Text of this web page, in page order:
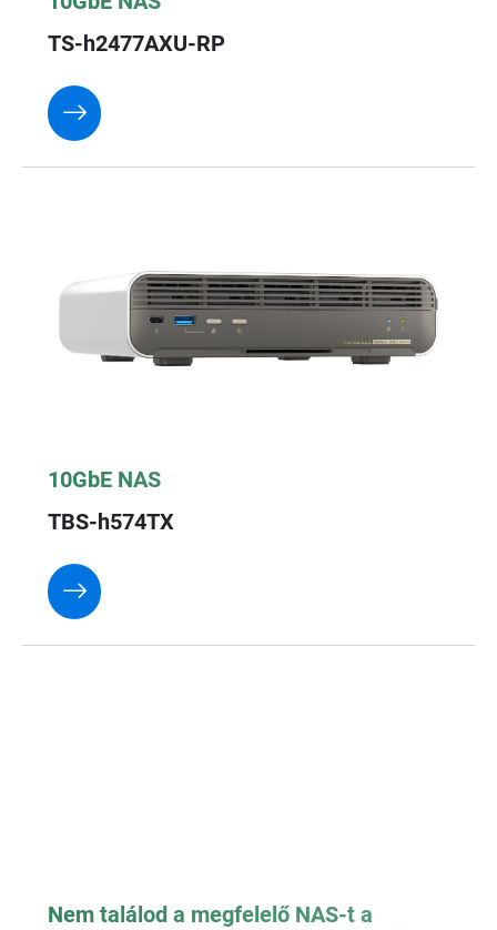
TS-h2477AXU-RP
10GbE NAS
TBS-h574TX
Nem találod a megfelelő NAS-t a